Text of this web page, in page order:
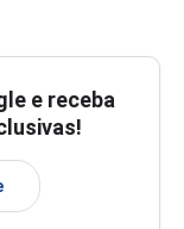
e receba